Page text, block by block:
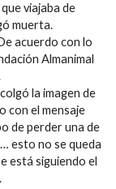
viajaba de
muerta.
acuerdo con lo
Almanimal
la imagen de
con el mensaje
de perder una de
esto no se queda
está siguiendo el